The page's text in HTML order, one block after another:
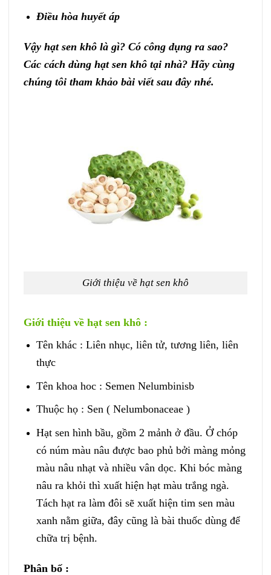
Điều hòa huyết áp
Vậy hạt sen khô là gì? Có công dụng ra sao?
Các cách dùng hạt sen khô tại nhà? Hãy cùng
chúng tôi tham khảo bài viết sau đây nhé.
Giới thiệu về hạt sen khô
Giới thiệu về hạt sen khô :
Tên khác : Liên nhục, liên tử, tương liên, liên
thực
Tên khoa hoc : Semen Nelumbinisb
Thuộc họ : Sen ( Nelumbonaceae )
Hạt sen hình bầu, gồm 2 mảnh ở đầu. Ở chóp
có núm màu nâu được bao phủ bởi màng mỏng
màu nâu nhạt và nhiều vân dọc. Khi bóc màng
nâu ra khỏi thì xuất hiện hạt màu trắng ngà.
Tách hạt ra làm đôi sẽ xuất hiện tim sen màu
xanh nằm giữa, đây cũng là bài thuốc dùng để
chữa trị bệnh.
Phân bố :